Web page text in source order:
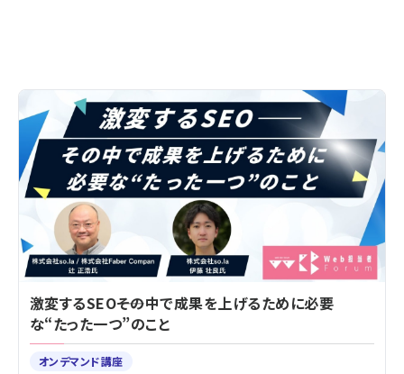
激変するSEO――その中で成果を上げるために必要
な“たった一つ”のこと
オンデマンド講座